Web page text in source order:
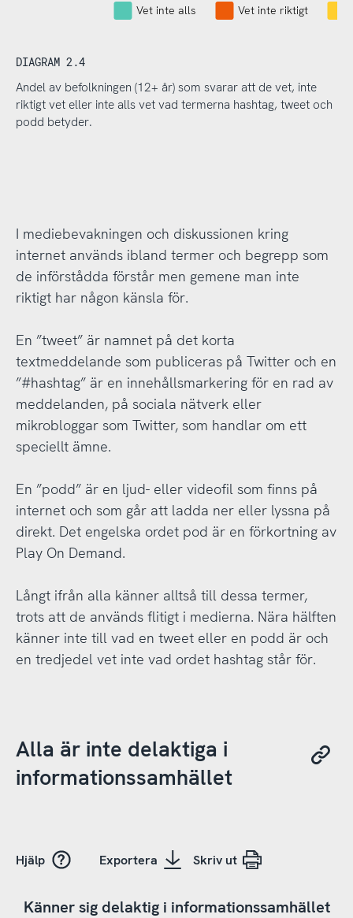
Vet inte alls Vet inte riktigt
DIAGRAM 2.4
Andel av befolkningen (12+ år) som svarar att de vet, inte
riktigt vet eller inte alls vet vad termerna hashtag, tweet och
podd betyder.
I mediebevakningen och diskussionen kring
internet används ibland termer och begrepp som
de införstådda förstår men gemene man inte
riktigt har någon känsla för.
En ”tweet” är namnet på det korta
textmeddelande som publiceras på Twitter och en
”#hashtag” är en innehållsmarkering för en rad av
meddelanden, på sociala nätverk eller
mikrobloggar som Twitter, som handlar om ett
speciellt ämne.
En ”podd” är en ljud- eller videofil som finns på
internet och som går att ladda ner eller lyssna på
direkt. Det engelska ordet pod är en förkortning av
Play On Demand.
Långt ifrån alla känner alltså till dessa termer,
trots att de används flitigt i medierna. Nära hälften
känner inte till vad en tweet eller en podd är och
en tredjedel vet inte vad ordet hashtag står för.
Alla är inte delaktiga i
informationssamhället
Hjälp Exportera Skriv ut
Känner sig delaktig i informationssamhället